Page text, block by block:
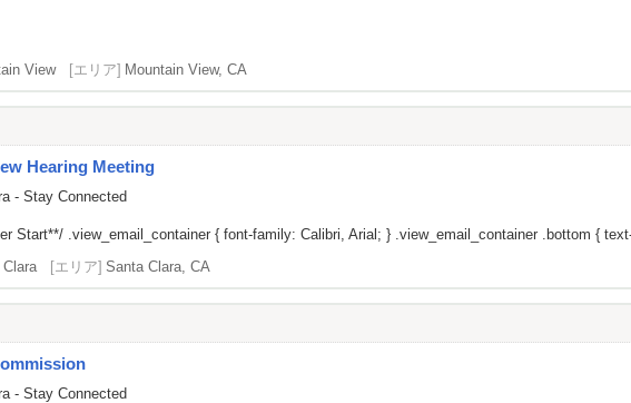
View [エリア] Mountain View, CA
Hearing Meeting
- Stay Connected
Start**/ .view_email_container { font-family: Calibri, Arial; } .view_email_container .bottom {
[エリア] Santa Clara, CA
- Stay Connected